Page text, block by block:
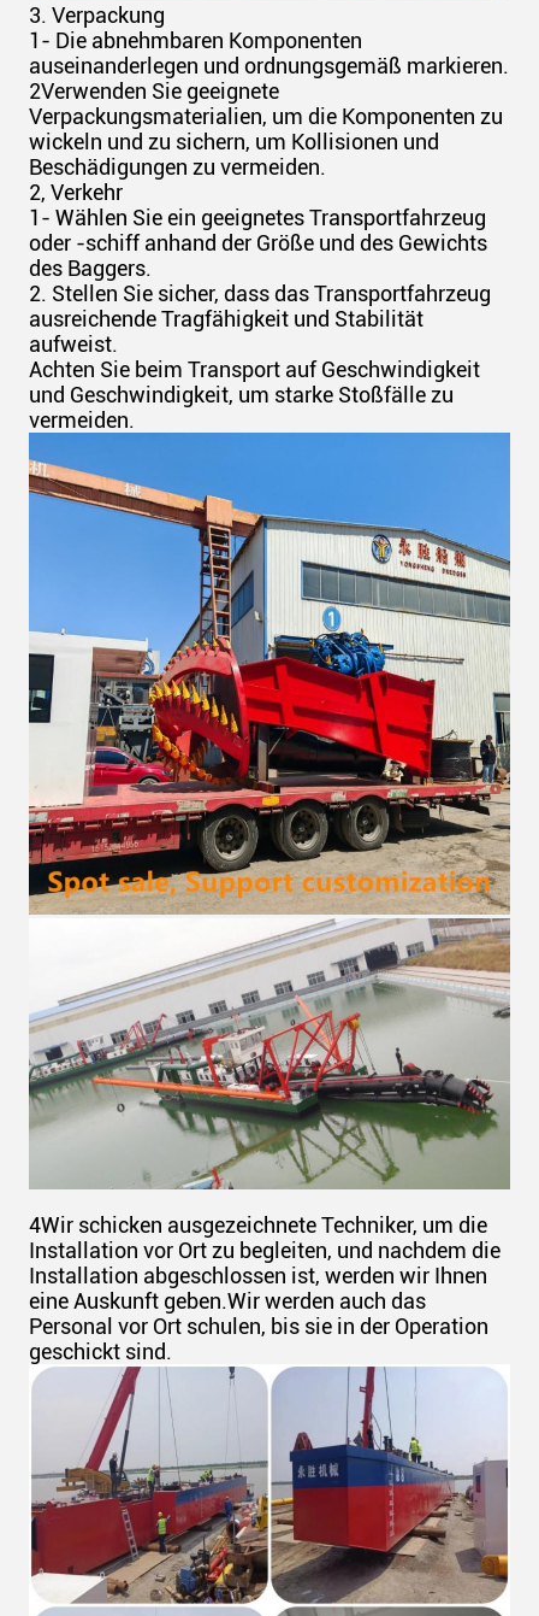
3. Verpackung
1- Die abnehmbaren Komponenten
auseinanderlegen und ordnungsgemäß markieren.
2Verwenden Sie geeignete
Verpackungsmaterialien, um die Komponenten zu
wickeln und zu sichern, um Kollisionen und
Beschädigungen zu vermeiden.
2, Verkehr
1- Wählen Sie ein geeignetes Transportfahrzeug
oder -schiff anhand der Größe und des Gewichts
des Baggers.
2. Stellen Sie sicher, dass das Transportfahrzeug
ausreichende Tragfähigkeit und Stabilität
aufweist.
Achten Sie beim Transport auf Geschwindigkeit
und Geschwindigkeit, um starke Stoßfälle zu
vermeiden.
4Wir schicken ausgezeichnete Techniker, um die
Installation vor Ort zu begleiten, und nachdem die
Installation abgeschlossen ist, werden wir Ihnen
eine Auskunft geben.Wir werden auch das
Personal vor Ort schulen, bis sie in der Operation
geschickt sind.